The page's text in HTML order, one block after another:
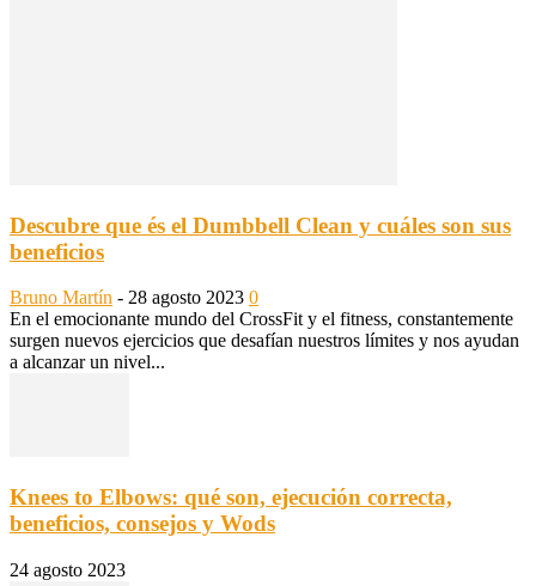
Descubre que és el Dumbbell Clean y cuáles son sus
beneficios
Bruno Martín - 28 agosto 2023 0
En el emocionante mundo del CrossFit y el fitness, constantemente
surgen nuevos ejercicios que desafían nuestros límites y nos ayudan
a alcanzar un nivel...
Knees to Elbows: qué son, ejecución correcta,
beneficios, consejos y Wods
24 agosto 2023